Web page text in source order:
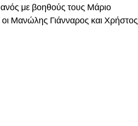
με βοηθούς τους Μάριο
Μανώλης Γιάνναρος και Χρήστος